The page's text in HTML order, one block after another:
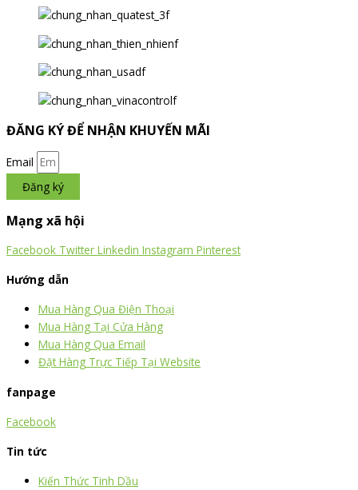
ĐĂNG KÝ ĐỂ NHẬN KHUYẾN MÃI
Email
Đăng ký
Mạng xã hội
Facebook Twitter Linkedin Instagram Pinterest
Hướng dẫn
Mua Hàng Qua Điện Thoại
Mua Hàng Tại Cửa Hàng
Mua Hàng Qua Email
Đặt Hàng Trực Tiếp Tại Website
fanpage
Facebook
Tin tức
Kiến Thức Tinh Dầu